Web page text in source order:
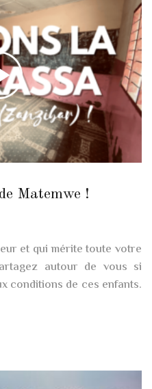
Matemwe !
et qui mérite toute votre
autour de vous si
conditions de ces enfants.